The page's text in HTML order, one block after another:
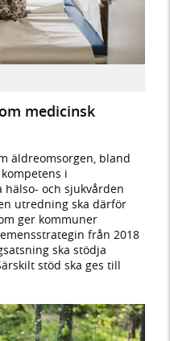
medicinsk
äldreomsorgen, bland
i
och sjukvården
utredning ska därför
ger kommuner
från 2018
ska stödja
stöd ska ges till